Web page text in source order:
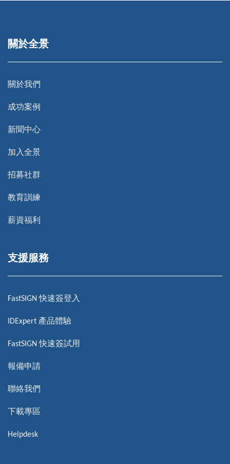
關於全景
關於我們
成功案例
新聞中心
加入全景
招募社群
教育訓練
薪資福利
支援服務
FastSIGN 快速簽登入
IDExpert 產品體驗
FastSIGN 快速簽試用
報備申請
聯絡我們
下載專區
Helpdesk